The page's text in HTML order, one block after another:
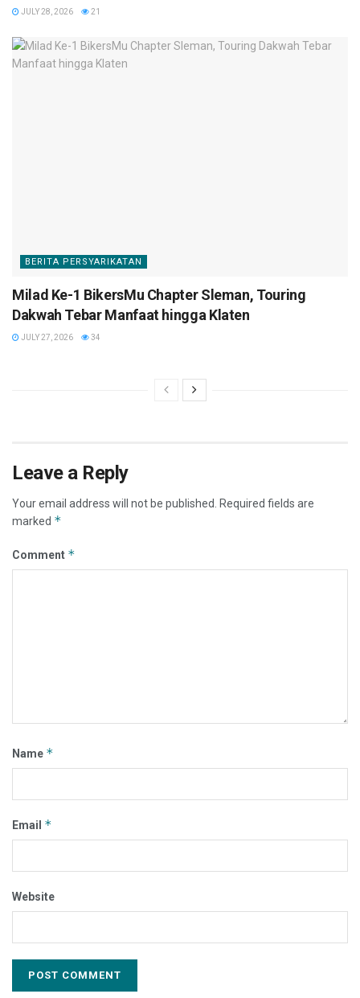
JULY 28, 2026 21
BERITA PERSYARIKATAN
Milad Ke-1 BikersMu Chapter Sleman, Touring
Dakwah Tebar Manfaat hingga Klaten
JULY 27, 2026 34
Leave a Reply
Your email address will not be published. Required fields are
marked *
Comment *
Name *
Email *
Website